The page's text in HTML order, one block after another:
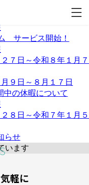
日～令和８年８月１６
サービス開始！
７日～令和８年１月７
９日～８月１７日
中の休暇について
８日～令和７年１月５
らせ
います
軽に